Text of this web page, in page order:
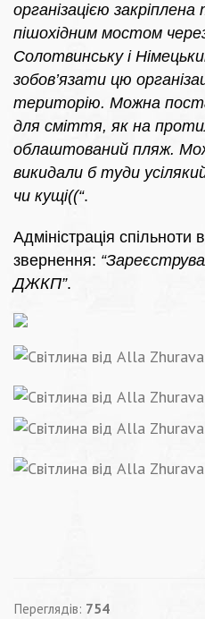
організацією
пішохідним мостом
Солотвинську і
зобов’язати цю
територію. Можна
для сміття, як на
облаштований пляж.
викидали б туди
чи кущі((“.
Адміністрація
звернення:
ДЖКП”.
Переглядів: 754